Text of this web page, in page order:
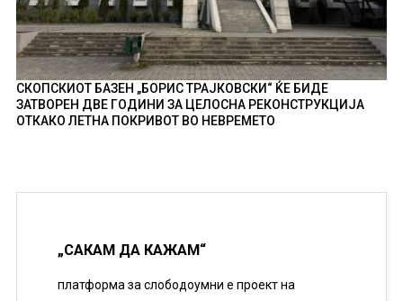
СКОПСКИОТ БАЗЕН „БОРИС ТРАЈКОВСКИ“ ЌЕ БИДЕ
ЗАТВОРЕН ДВЕ ГОДИНИ ЗА ЦЕЛОСНА РЕКОНСТРУКЦИЈА
ОТКАКО ЛЕТНА ПОКРИВОТ ВО НЕВРЕМЕТО
„САКАМ ДА КАЖАМ“
платформа за слободоумни е проект на